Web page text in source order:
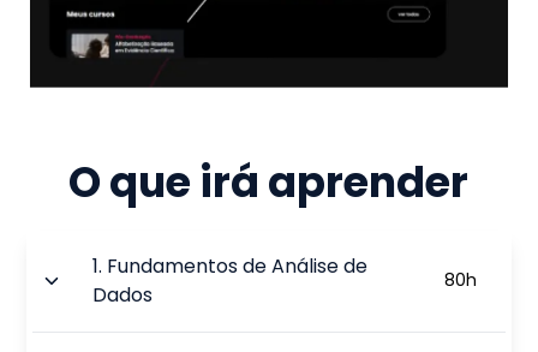
O que irá aprender
1. Fundamentos de Análise de
Dados
80h